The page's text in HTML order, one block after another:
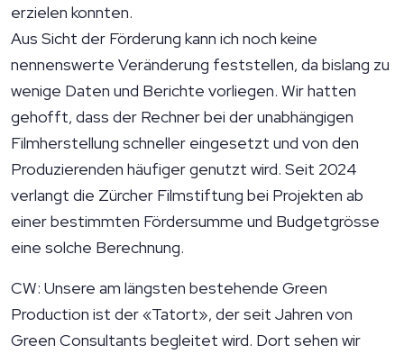
erzielen konnten.
Aus Sicht der Förderung kann ich noch keine
nennenswerte Veränderung feststellen, da bislang zu
wenige Daten und Berichte vorliegen. Wir hatten
gehofft, dass der Rechner bei der unabhängigen
Filmherstellung schneller eingesetzt und von den
Produzierenden häufiger genutzt wird. Seit 2024
verlangt die Zürcher Filmstiftung bei Projekten ab
einer bestimmten Fördersumme und Budgetgrösse
eine solche Berechnung.
CW: Unsere am längsten bestehende Green
Production ist der «Tatort», der seit Jahren von
Green Consultants begleitet wird. Dort sehen wir